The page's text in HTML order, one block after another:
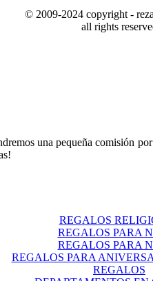
© 2009-2024 copyright -
all rights
una pequeña comisión
REGALOS
REGALOS PARA
REGALOS PARA
REGALOS PARA
REGALOS